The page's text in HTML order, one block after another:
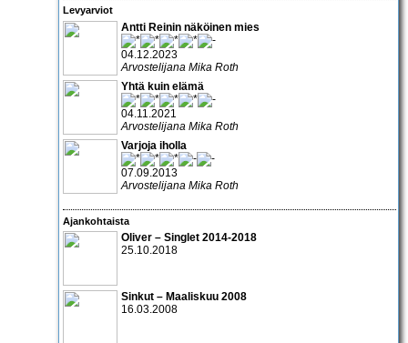
Levyarviot
Antti Reinin näköinen mies
04.12.2023
Arvostelijana Mika Roth
Yhtä kuin elämä
04.11.2021
Arvostelijana Mika Roth
Varjoja iholla
07.09.2013
Arvostelijana Mika Roth
Ajankohtaista
Oliver – Singlet 2014-2018
25.10.2018
Sinkut – Maaliskuu 2008
16.03.2008